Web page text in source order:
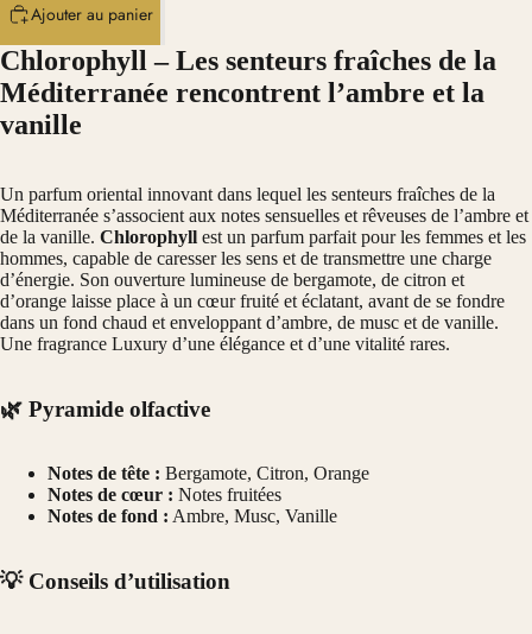
Ajouter au panier
Chlorophyll – Les senteurs fraîches de la
Méditerranée rencontrent l’ambre et la
vanille
Un parfum oriental innovant dans lequel les senteurs fraîches de la
Méditerranée s’associent aux notes sensuelles et rêveuses de l’ambre et
de la vanille. Chlorophyll est un parfum parfait pour les femmes et les
hommes, capable de caresser les sens et de transmettre une charge
d’énergie. Son ouverture lumineuse de bergamote, de citron et
d’orange laisse place à un cœur fruité et éclatant, avant de se fondre
dans un fond chaud et enveloppant d’ambre, de musc et de vanille.
Une fragrance Luxury d’une élégance et d’une vitalité rares.
🌿 Pyramide olfactive
Notes de tête : Bergamote, Citron, Orange
Notes de cœur : Notes fruitées
Notes de fond : Ambre, Musc, Vanille
💡 Conseils d’utilisation